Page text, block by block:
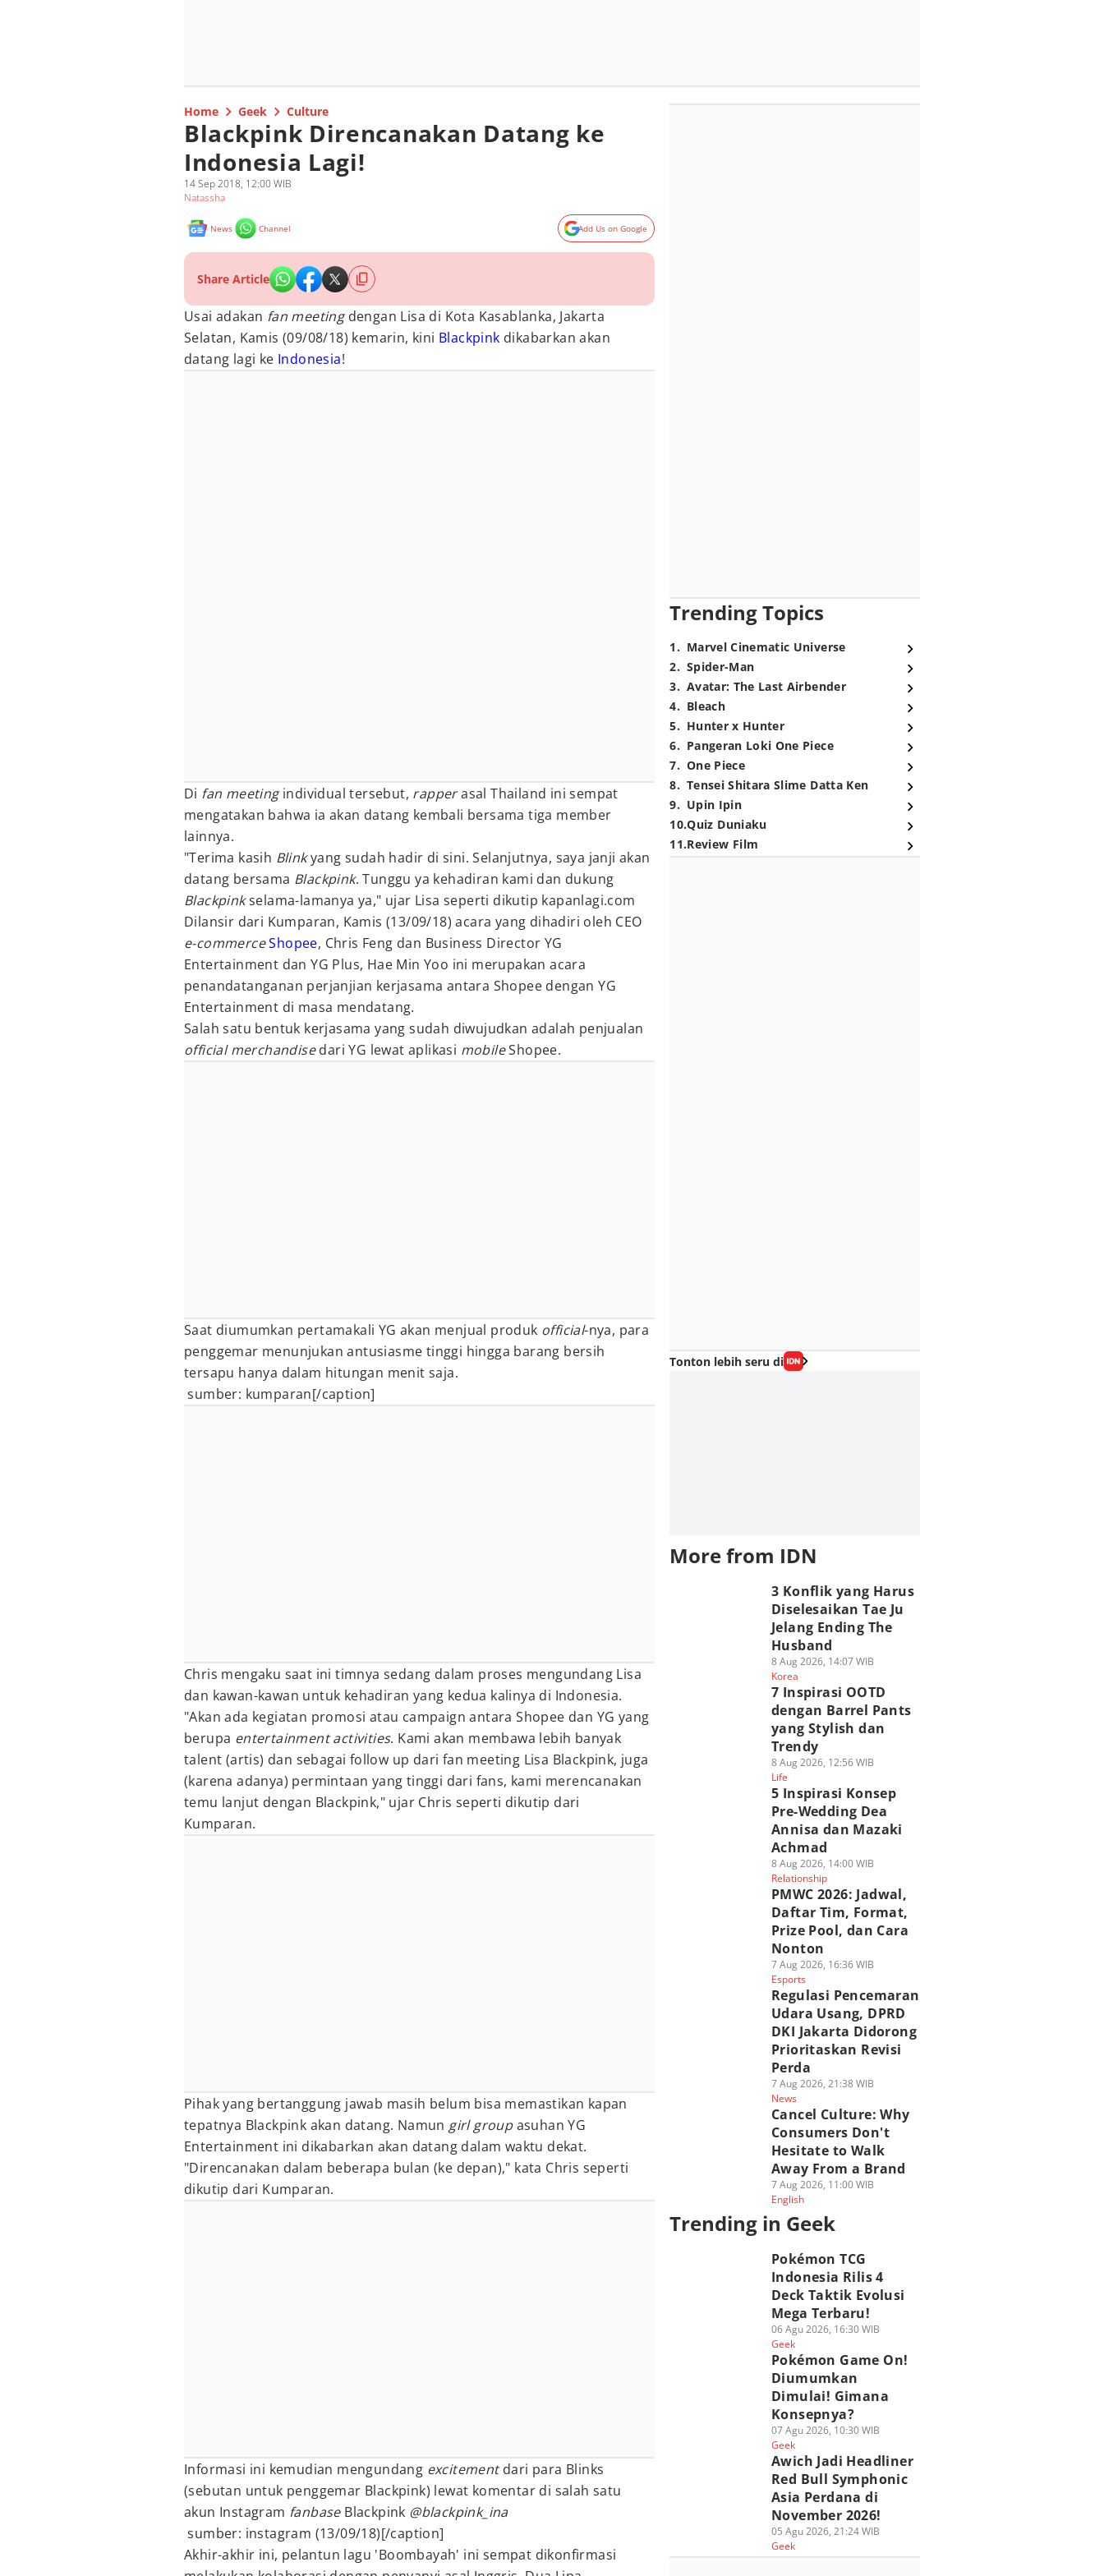
Home Geek Culture
Blackpink Direncanakan Datang ke
Indonesia Lagi!
14 Sep 2018, 12:00 WIB
Natassha
News Channel Add Us on Google
Share Article
Usai adakan fan meetingdengan Lisa di Kota Kasablanka, Jakarta
Selatan, Kamis (09/08/18) kemarin, kini Blackpink dikabarkan akan
datang lagi ke Indonesia!
Di fan meetingindividual tersebut, rapperasal Thailand ini sempat
mengatakan bahwa ia akan datang kembali bersama tiga member
lainnya.
"Terima kasih Blinkyang sudah hadir di sini. Selanjutnya, saya janji akan
datang bersama Blackpink. Tunggu ya kehadiran kami dan dukung
Blackpinkselama-lamanya ya," ujar Lisa seperti dikutip kapanlagi.com
Dilansir dari Kumparan, Kamis (13/09/18) acara yang dihadiri oleh CEO
e-commerceShopee, Chris Feng dan Business Director YG
Entertainment dan YG Plus, Hae Min Yoo ini merupakan acara
penandatanganan perjanjian kerjasama antara Shopee dengan YG
Entertainment di masa mendatang.
Salah satu bentuk kerjasama yang sudah diwujudkan adalah penjualan
official merchandisedari YG lewat aplikasi mobileShopee.
Saat diumumkan pertamakali YG akan menjual produk official-nya, para
penggemar menunjukan antusiasme tinggi hingga barang bersih
tersapu hanya dalam hitungan menit saja.
sumber: kumparan[/caption]
Chris mengaku saat ini timnya sedang dalam proses mengundang Lisa
dan kawan-kawan untuk kehadiran yang kedua kalinya di Indonesia.
"Akan ada kegiatan promosi atau campaign antara Shopee dan YG yang
berupa entertainment activities. Kami akan membawa lebih banyak
talent (artis) dan sebagai follow up dari fan meeting Lisa Blackpink, juga
(karena adanya) permintaan yang tinggi dari fans, kami merencanakan
temu lanjut dengan Blackpink," ujar Chris seperti dikutip dari
Kumparan.
Pihak yang bertanggung jawab masih belum bisa memastikan kapan
tepatnya Blackpink akan datang. Namun girl groupasuhan YG
Entertainment ini dikabarkan akan datang dalam waktu dekat.
"Direncanakan dalam beberapa bulan (ke depan)," kata Chris seperti
dikutip dari Kumparan.
Informasi ini kemudian mengundang excitementdari para Blinks
(sebutan untuk penggemar Blackpink) lewat komentar di salah satu
akun Instagram fanbase Blackpink @blackpink_ina
sumber: instagram (13/09/18)[/caption]
Akhir-akhir ini, pelantun lagu 'Boombayah' ini sempat dikonfirmasi
Trending Topics
1. Marvel Cinematic Universe
2. Spider-Man
3. Avatar: The Last Airbender
4. Bleach
5. Hunter x Hunter
6. Pangeran Loki One Piece
7. One Piece
8. Tensei Shitara Slime Datta Ken
9. Upin Ipin
10.Quiz Duniaku
11.Review Film
Tonton lebih seru di
More from IDN
3 Konflik yang Harus
Diselesaikan Tae Ju
Jelang Ending The
Husband
8 Aug 2026, 14:07 WIB
Korea
7 Inspirasi OOTD
dengan Barrel Pants
yang Stylish dan
Trendy
8 Aug 2026, 12:56 WIB
Life
5 Inspirasi Konsep
Pre-Wedding Dea
Annisa dan Mazaki
Achmad
8 Aug 2026, 14:00 WIB
Relationship
PMWC 2026: Jadwal,
Daftar Tim, Format,
Prize Pool, dan Cara
Nonton
7 Aug 2026, 16:36 WIB
Esports
Regulasi Pencemaran
Udara Usang, DPRD
DKI Jakarta Didorong
Prioritaskan Revisi
Perda
7 Aug 2026, 21:38 WIB
News
Cancel Culture: Why
Consumers Don't
Hesitate to Walk
Away From a Brand
7 Aug 2026, 11:00 WIB
English
Trending in Geek
Pokémon TCG
Indonesia Rilis 4
Deck Taktik Evolusi
Mega Terbaru!
06 Agu 2026, 16:30 WIB
Geek
Pokémon Game On!
Diumumkan
Dimulai! Gimana
Konsepnya?
07 Agu 2026, 10:30 WIB
Geek
Awich Jadi Headliner
Red Bull Symphonic
Asia Perdana di
November 2026!
05 Agu 2026, 21:24 WIB
Geek